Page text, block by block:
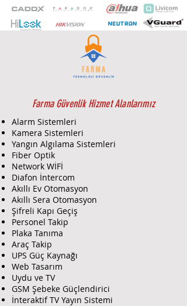
Fonksiyonel özellikleri
Piezo hoparlör
Ses şiddeti – 105 dB
Farma Güvenlik Hizmet Alanlarımız
Alarm Sistemleri
Kamera Sistemleri
Yangın Algılama Sistemleri
Fiber Optik
Network WİFİ
Diafon İntercom
Akıllı Ev Otomasyon
Akıllı Sera Otomasyon
Şifreli Kapı Geçiş
Personel Takip
Plaka Tanıma
Araç Takip
UPS Güç Kaynağı
Web Tasarım
Uydu ve TV
GSM Şebeke Güçlendirici
İnteraktif TV Yayın Sistemi